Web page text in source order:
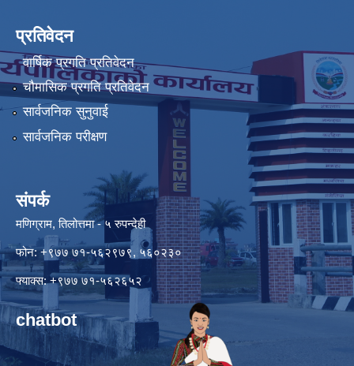
प्रतिवेदन
वार्षिक प्रगति प्रतिवेदन
चौमासिक प्रगति प्रतिवेदन
सार्वजनिक सुनुवाई
सार्वजनिक परीक्षण
संपर्क
मणिग्राम, तिलोत्तमा - ५ रुपन्देही
फोन: +९७७ ७१-५६२९७९, ५६०२३०
फ्याक्स: +९७७ ७१-५६२६५२
chatbot